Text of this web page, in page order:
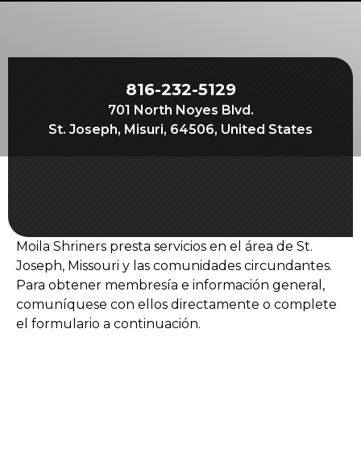
Experimenta la Hermandad
Tu impacto
Educación
Programas SIEF
Contáctenos
816-232-5129
701 North Noyes Blvd.
St. Joseph, Misuri, 64506, United States
Moila Shriners presta servicios en el área de St.
Joseph, Missouri y las comunidades circundantes.
Para obtener membresía e información general,
comuníquese con ellos directamente o complete
el formulario a continuación.